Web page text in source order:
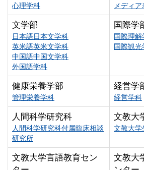
心理学科
メディ
文学部
日本語日本文学科
英米語英米文学科
中国語中国文学科
外国語学科
国際学
国際理解
国際観光
健康栄養学部
管理栄養学科
経営学
経営学科
人間科学研究科
人間科学研究科付属臨床相談
研究所
文教大
文教大学
文教大学言語教育セン
文教大